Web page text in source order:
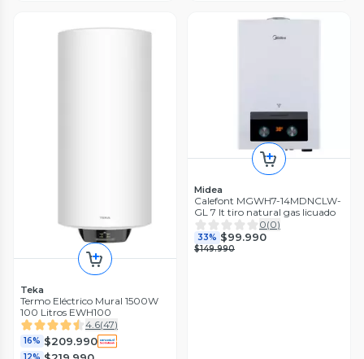
Teka
Termo Eléctrico Mural 1500W
100 Litros EWH100
4.6(47)
16% $209.990
Midea
Calefont MGWH7-14MDNCLW-
GL 7 lt tiro natural gas licuado
0(0)
33% $99.990
$149.990